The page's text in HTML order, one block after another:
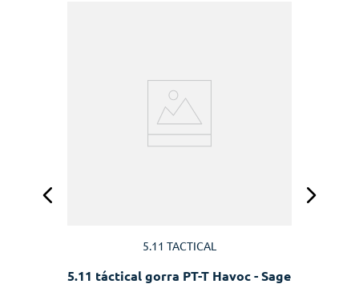
5.11 TACTICAL
5.11 táctical gorra PT-T Havoc - Sage